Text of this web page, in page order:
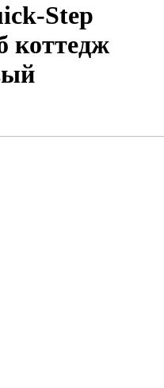
Step
коттедж